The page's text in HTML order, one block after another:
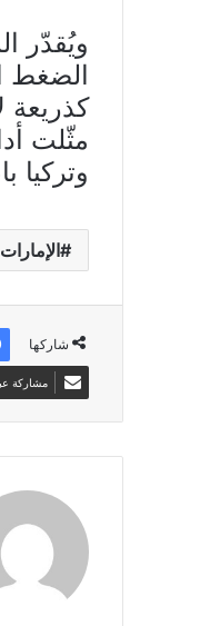
ويُقدّر
الضغط
كذريعة
مثّلت
وتركيا
الإمارات
شاركها
مشاركة